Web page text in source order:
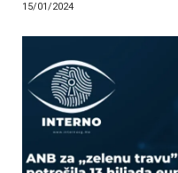
15/01/2024